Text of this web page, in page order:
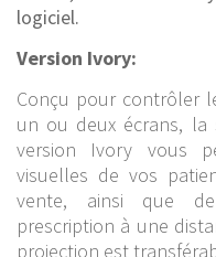
logiciel.
Version Ivory:
Conçu pour contrôler
un ou deux écrans, la
version Ivory vous
visuelles de vos
vente, ainsi que
prescription à une
projection est